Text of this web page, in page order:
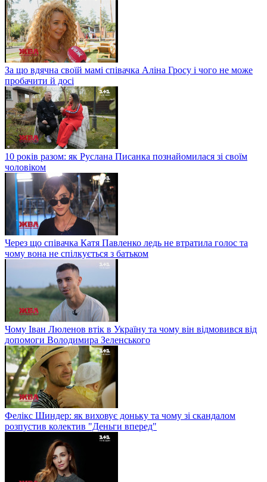
За що вдячна своїй мамі співачка Аліна Гросу і чого не може
пробачити й досі
10 років разом: як Руслана Писанка познайомилася зі своїм
чоловіком
Через що співачка Катя Павленко ледь не втратила голос та
чому вона не спілкується з батьком
Чому Іван Люленов втік в Україну та чому він відмовився від
допомоги Володимира Зеленського
Фелікс Шиндер: як виховує доньку та чому зі скандалом
розпустив колектив "Деньги вперед"